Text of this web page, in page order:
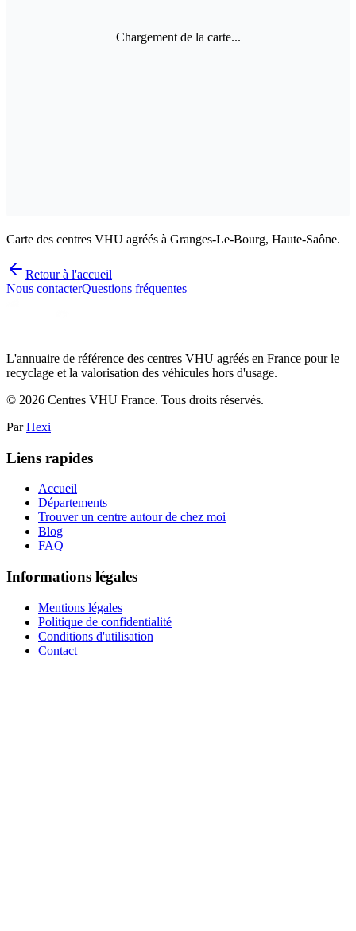
Chargement de la carte...
Carte des centres VHU agréés à Granges-Le-Bourg, Haute-Saône.
Retour à l'accueil
Nous contacterQuestions fréquentes
L'annuaire de référence des centres VHU agréés en France pour le
recyclage et la valorisation des véhicules hors d'usage.
© 2026 Centres VHU France. Tous droits réservés.
Par Hexi
Liens rapides
Accueil
Départements
Trouver un centre autour de chez moi
Blog
FAQ
Informations légales
Mentions légales
Politique de confidentialité
Conditions d'utilisation
Contact